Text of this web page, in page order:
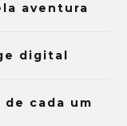
aventura
digital
cada um